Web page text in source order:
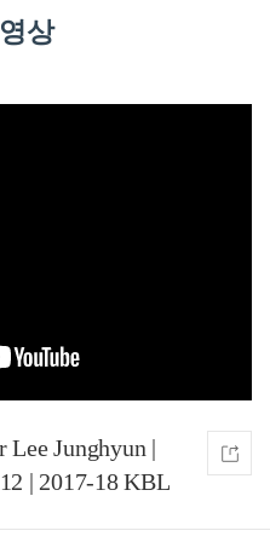
상
Lee Junghyun |
| 2017-18 KBL